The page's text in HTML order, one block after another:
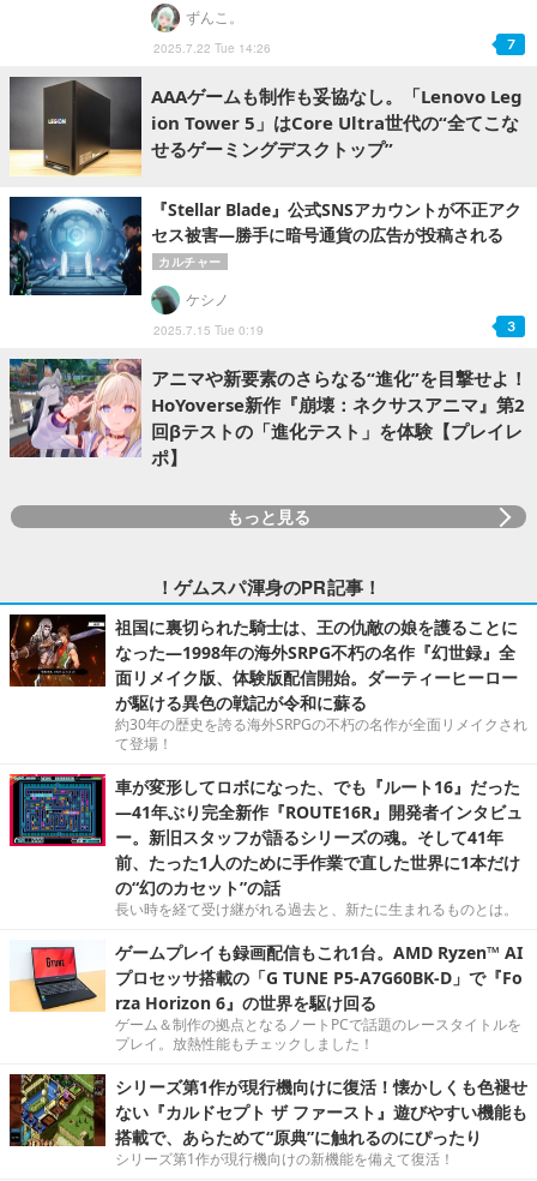
2025.7.22 Tue 14:26
ずんこ。
7
AAAゲームも制作も妥協なし。「Lenovo Leg
ion Tower 5」はCore Ultra世代の“全てこな
せるゲーミングデスクトップ”
『Stellar Blade』公式SNSアカウントが不正アク
セス被害―勝手に暗号通貨の広告が投稿される
カルチャー
2025.7.15 Tue 0:19
ケシノ
3
アニマや新要素のさらなる“進化”を目撃せよ！
HoYoverse新作『崩壊：ネクサスアニマ』第2
回βテストの「進化テスト」を体験【プレイレ
ポ】
もっと見る
！ゲムスパ渾身のPR記事！
祖国に裏切られた騎士は、王の仇敵の娘を護ることに
なった―1998年の海外SRPG不朽の名作『幻世録』全
面リメイク版、体験版配信開始。ダーティーヒーロー
が駆ける異色の戦記が令和に蘇る
約30年の歴史を誇る海外SRPGの不朽の名作が全面リメイクされ
て登場！
車が変形してロボになった、でも『ルート16』だった
―41年ぶり完全新作『ROUTE16R』開発者インタビュ
ー。新旧スタッフが語るシリーズの魂。そして41年
前、たった1人のために手作業で直した世界に1本だけ
の“幻のカセット”の話
長い時を経て受け継がれる過去と、新たに生まれるものとは。
ゲームプレイも録画配信もこれ1台。AMD Ryzen™ AI
プロセッサ搭載の「G TUNE P5-A7G60BK-D」で『Fo
rza Horizon 6』の世界を駆け回る
ゲーム＆制作の拠点となるノートPCで話題のレースタイトルを
プレイ。放熱性能もチェックしました！
シリーズ第1作が現行機向けに復活！懐かしくも色褪せ
ない『カルドセプト ザ ファースト』遊びやすい機能も
搭載で、あらためて“原典”に触れるのにぴったり
シリーズ第1作が現行機向けの新機能を備えて復活！